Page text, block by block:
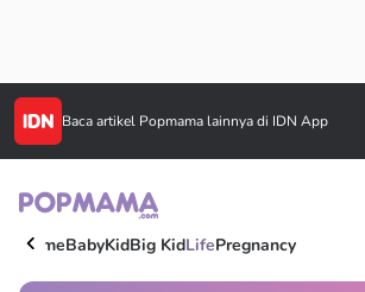
Baca artikel Popmama lainnya di IDN App
HomeBabyKidBig KidLifePregnancy